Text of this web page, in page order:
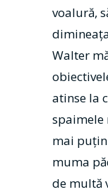
voalură,
Walter
atinse la
spaimele
mai
muma
de multă